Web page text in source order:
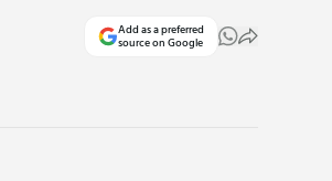
Add as a preferred
source on Google